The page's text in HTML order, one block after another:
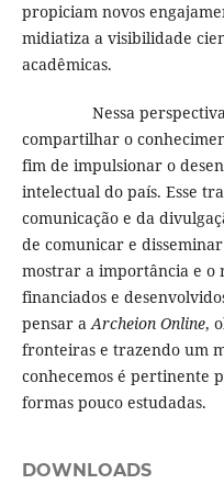
propiciam novos
midiatiza a visibilidade
acadêmicas.
Nessa perspectiva,
compartilhar o
fim de impulsionar o
intelectual do país. Esse
comunicação e da
de comunicar e
mostrar a importância e o
financiados e
pensar aArcheion Online,
fronteiras e trazendo um
conhecemos é pertinente
formas pouco estudadas.
DOWNLOADS